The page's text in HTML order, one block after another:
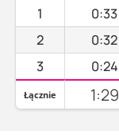
1 0:33
2
0:32
3
0:24
Łącznie 1:29